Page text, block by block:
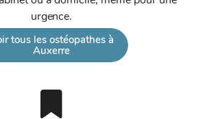
urgence.
tous les ostéopathes à
Auxerre